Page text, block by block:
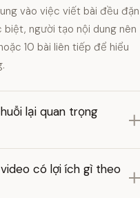
vào việc viết bài đều đặn
người tạo nội dung nên
10 bài liên tiếp để hiểu
lại quan trọng
có lợi ích gì theo